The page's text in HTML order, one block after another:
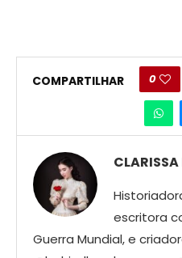
COMPARTILHAR 0
CLARISSA
escritora
Guerra Mundial, e